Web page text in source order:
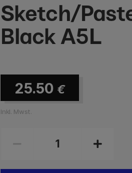
Sketch/
Black A5L
25.50 €
Inkl. Mwst.